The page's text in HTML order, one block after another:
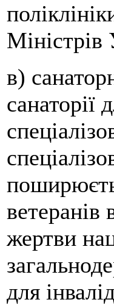
Міністрів
в)
санаторії
ветеранів
жертви
для